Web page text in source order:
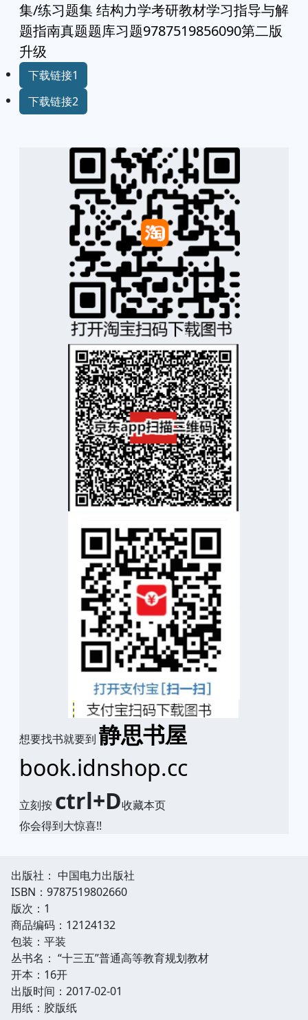
集/练习题集 结构力学考研教材学习指导与解
题指南真题题库习题9787519856090第二版
升级
下载链接1
下载链接2
想要找书就要到 静思书屋
book.idnshop.cc
立刻按 ctrl+D收藏本页
你会得到大惊喜!!
出版社： 中国电力出版社
ISBN：9787519802660
版次：1
商品编码：12124132
包装：平装
丛书名： “十三五”普通高等教育规划教材
开本：16开
出版时间：2017-02-01
用纸：胶版纸